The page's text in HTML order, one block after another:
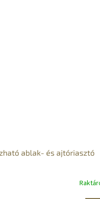
ablak- és ajtóriasztó